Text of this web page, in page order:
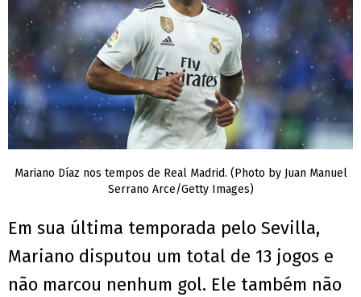
Mariano Díaz nos tempos de Real Madrid. (Photo by Juan Manuel
Serrano Arce/Getty Images)
Em sua última temporada pelo Sevilla,
Mariano disputou um total de 13 jogos e
não marcou nenhum gol. Ele também não